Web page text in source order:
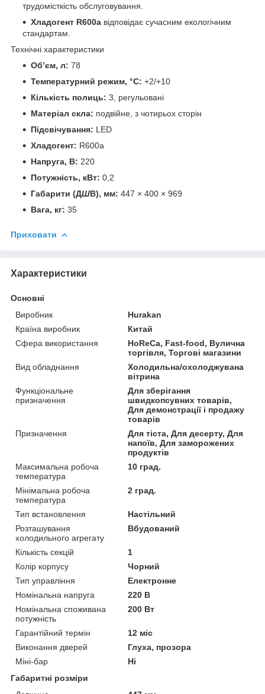
трудомісткість обслуговування.
Хладогент R600a відповідає сучасним екологічним
стандартам.
Технічні характеристики
Об’єм, л: 78
Температурний режим, °C: +2/+10
Кількість полиць: 3, регульовані
Матеріал скла: подвійне, з чотирьох сторін
Підсвічування: LED
Хладогент: R600a
Напруга, В: 220
Потужність, кВт: 0,2
Габарити (ДШВ), мм: 447 × 400 × 969
Вага, кг: 35
Приховати
Характеристики
Основні
Виробник
Hurakan
Країна виробник
Китай
Сфера використання
HoReCa, Fast-food, Вулична
торгівля, Торгові магазини
Вид обладнання
Холодильна/охолоджувана
вітрина
Функціональне
призначення
Для зберігання
швидкопсувних товарів,
Для демонстрації і продажу
товарів
Призначення
Для тіста, Для десерту, Для
напоїв, Для заморожених
продуктів
Максимальна робоча
температура
10 град.
Мінімальна робоча
температура
2 град.
Тип встановлення
Настільний
Розташування
холодильного агрегату
Вбудований
Кількість секцій
1
Колір корпусу
Чорний
Тип управління
Електронне
Номінальна напруга
220 В
Номінальна споживана
потужність
200 Вт
Гарантійний термін
12 міс
Виконання дверей
Глуха, прозора
Міні-бар
Ні
Габаритні розміри